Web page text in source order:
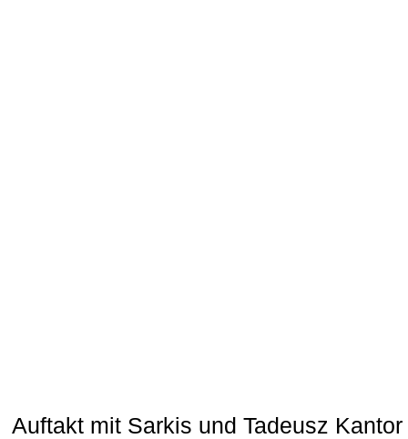
Auftakt mit Sarkis und Tadeusz